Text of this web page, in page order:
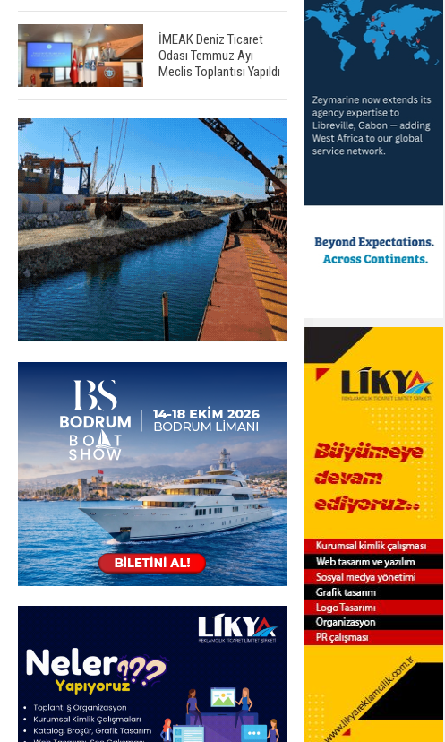
İMEAK Deniz Ticaret
Odası Temmuz Ayı
Meclis Toplantısı Yapıldı